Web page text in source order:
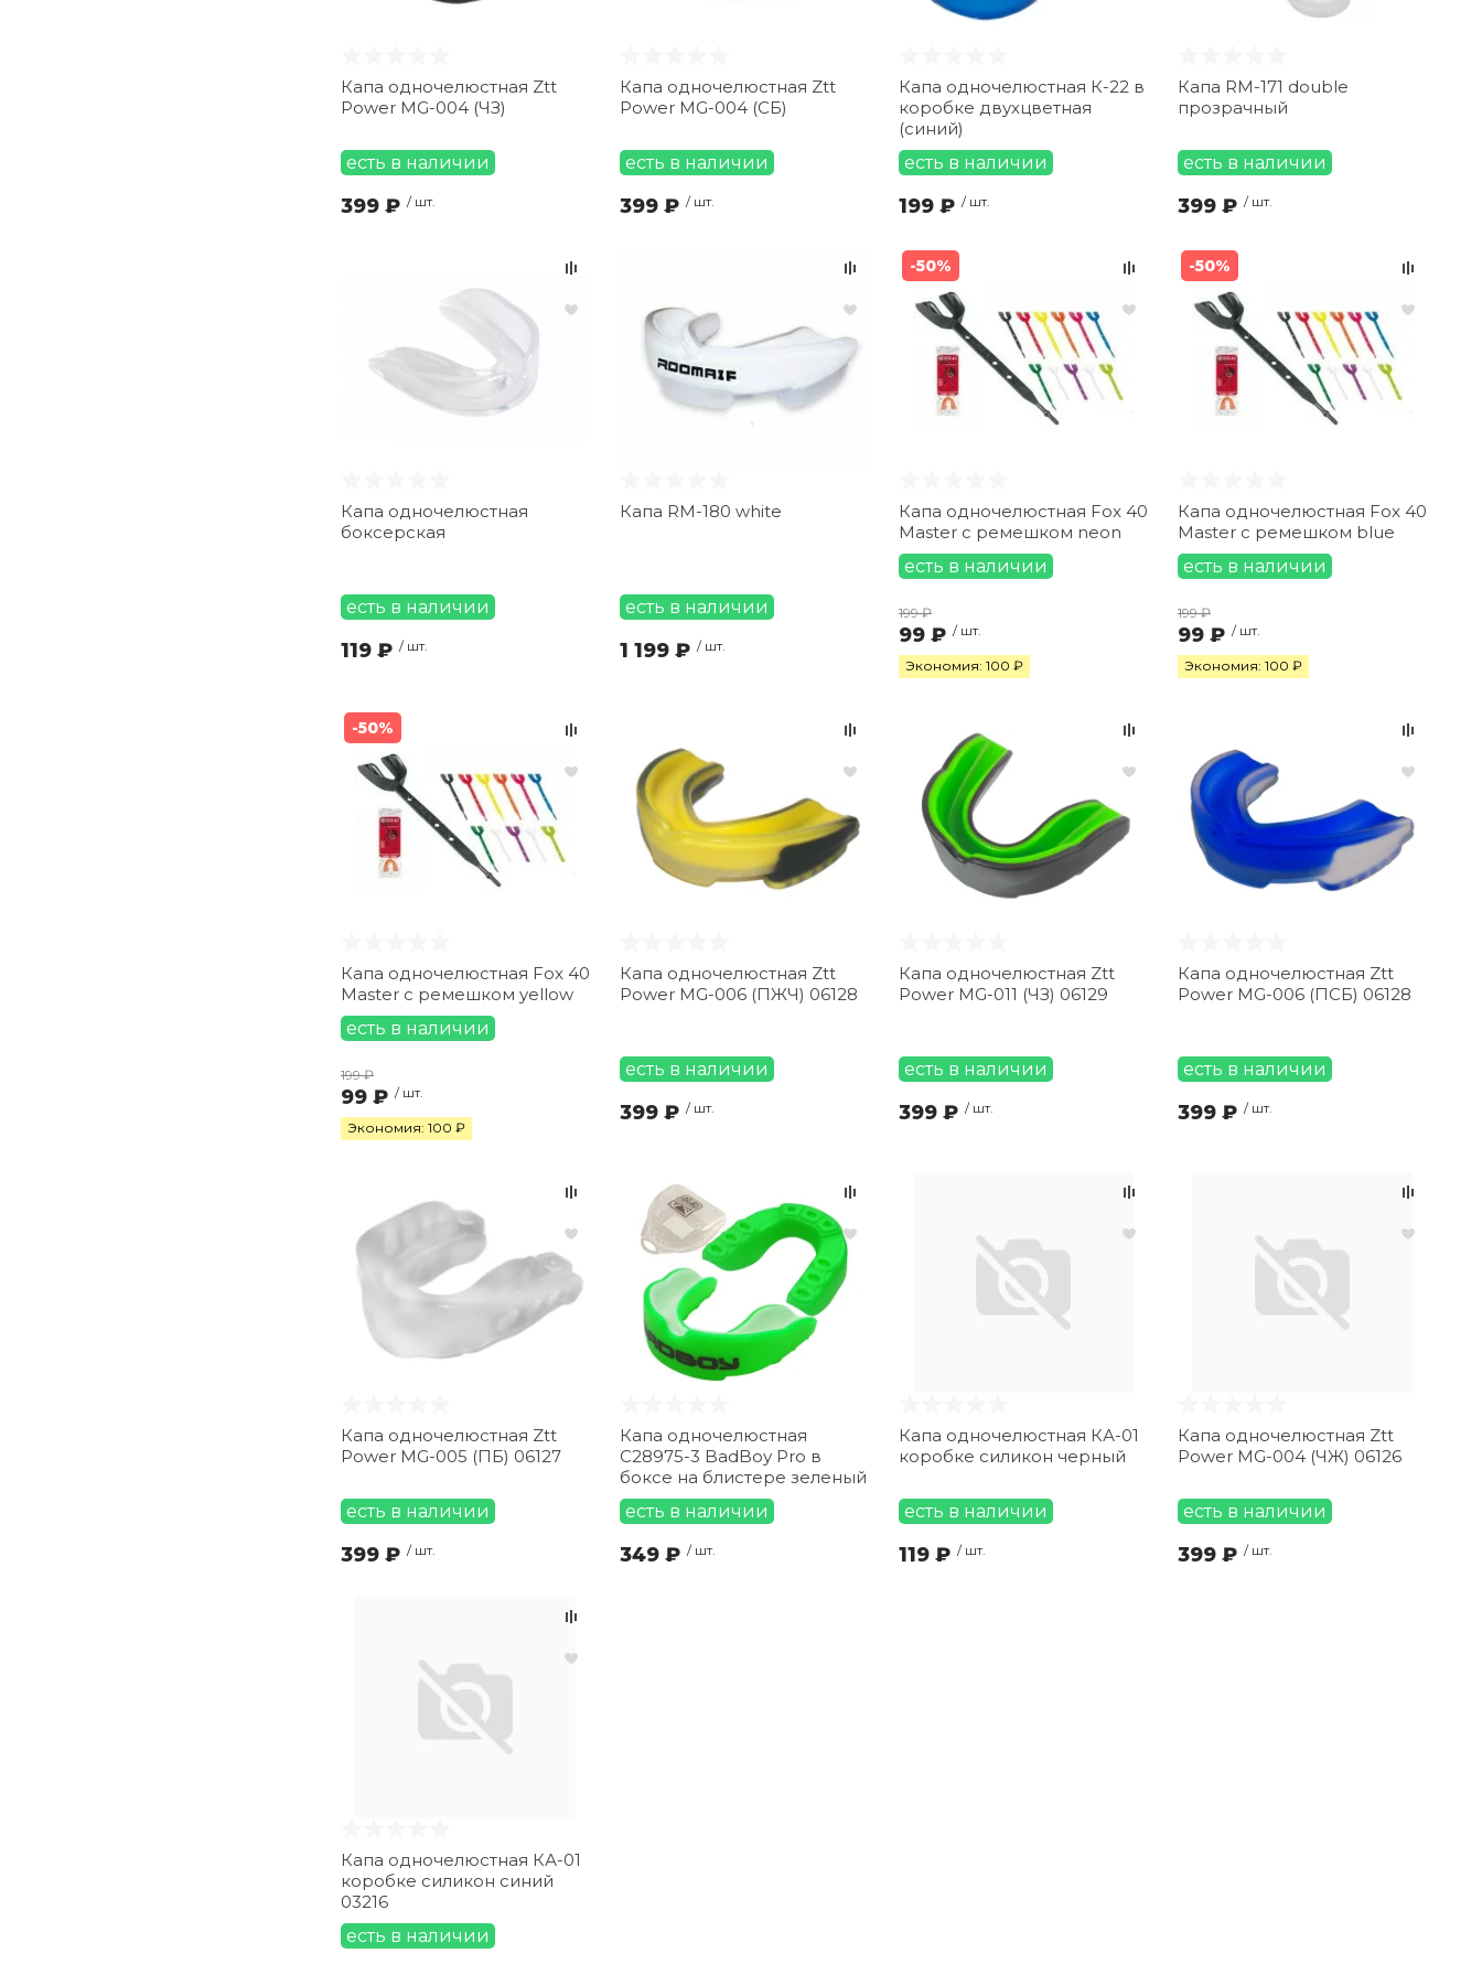
Капа одночелюстная Ztt
Power MG-004 (ЧЗ)
есть в наличии
399 ₽ / шт.
Капа одночелюстная Ztt
Power MG-004 (СБ)
есть в наличии
399 ₽ / шт.
Капа одночелюстная К-22 в
коробке двухцветная
(синий)
есть в наличии
199 ₽ / шт.
Капа RM-171 double
прозрачный
есть в наличии
399 ₽ / шт.
Капа одночелюстная
боксерская
есть в наличии
119 ₽ / шт.
Капа RM-180 white
есть в наличии
1 199 ₽ / шт.
-50%
Капа одночелюстная Fox 40
Master с ремешком neon
есть в наличии
199 ₽
99 ₽ / шт.
Экономия: 100 ₽
-50%
Капа одночелюстная Fox 40
Master с ремешком blue
есть в наличии
199 ₽
99 ₽ / шт.
Экономия: 100 ₽
-50%
Капа одночелюстная Fox 40
Master с ремешком yellow
есть в наличии
199 ₽
99 ₽ / шт.
Экономия: 100 ₽
Капа одночелюстная Ztt
Power MG-006 (ПЖЧ) 06128
есть в наличии
399 ₽ / шт.
Капа одночелюстная Ztt
Power MG-011 (ЧЗ) 06129
есть в наличии
399 ₽ / шт.
Капа одночелюстная Ztt
Power MG-006 (ПСБ) 06128
есть в наличии
399 ₽ / шт.
Капа одночелюстная Ztt
Power MG-005 (ПБ) 06127
есть в наличии
399 ₽ / шт.
Капа одночелюстная
C28975-3 BadBoу Prо в
боксе на блистере зеленый
есть в наличии
349 ₽ / шт.
Капа одночелюстная КА-01
коробке силикон черный
есть в наличии
119 ₽ / шт.
Капа одночелюстная Ztt
Power MG-004 (ЧЖ) 06126
есть в наличии
399 ₽ / шт.
Капа одночелюстная КА-01
коробке силикон синий
03216
есть в наличии